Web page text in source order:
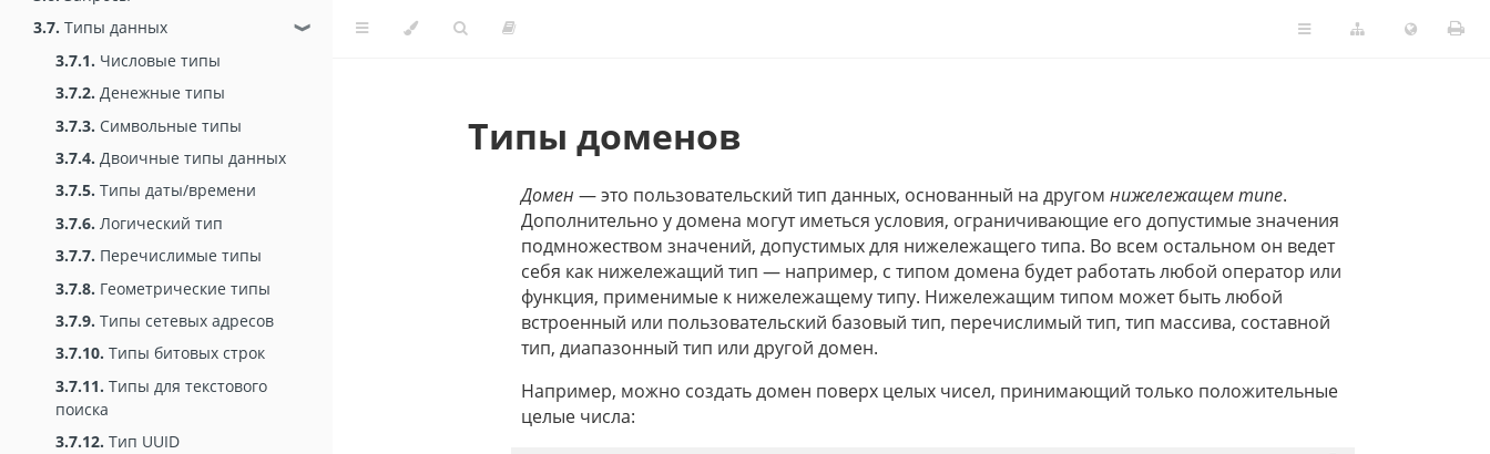
3.7. Типы данных ❱
3.7.1. Числовые типы
3.7.2. Денежные типы
3.7.3. Символьные типы
3.7.4. Двоичные типы данных
3.7.5. Типы даты/времени
3.7.6. Логический тип
3.7.7. Перечислимые типы
3.7.8. Геометрические типы
3.7.9. Типы сетевых адресов
3.7.10. Типы битовых строк
3.7.11. Типы для текстового
поиска
3.7.12. Тип UUID
Типы доменов
Домен — это пользовательский тип данных, основанный на другом нижележащем типе.
Дополнительно у домена могут иметься условия, ограничивающие его допустимые значения
подмножеством значений, допустимых для нижележащего типа. Во всем остальном он ведет
себя как нижележащий тип — например, с типом домена будет работать любой оператор или
функция, применимые к нижележащему типу. Нижележащим типом может быть любой
встроенный или пользовательский базовый тип, перечислимый тип, тип массива, составной
тип, диапазонный тип или другой домен.
Например, можно создать домен поверх целых чисел, принимающий только положительные
целые числа: